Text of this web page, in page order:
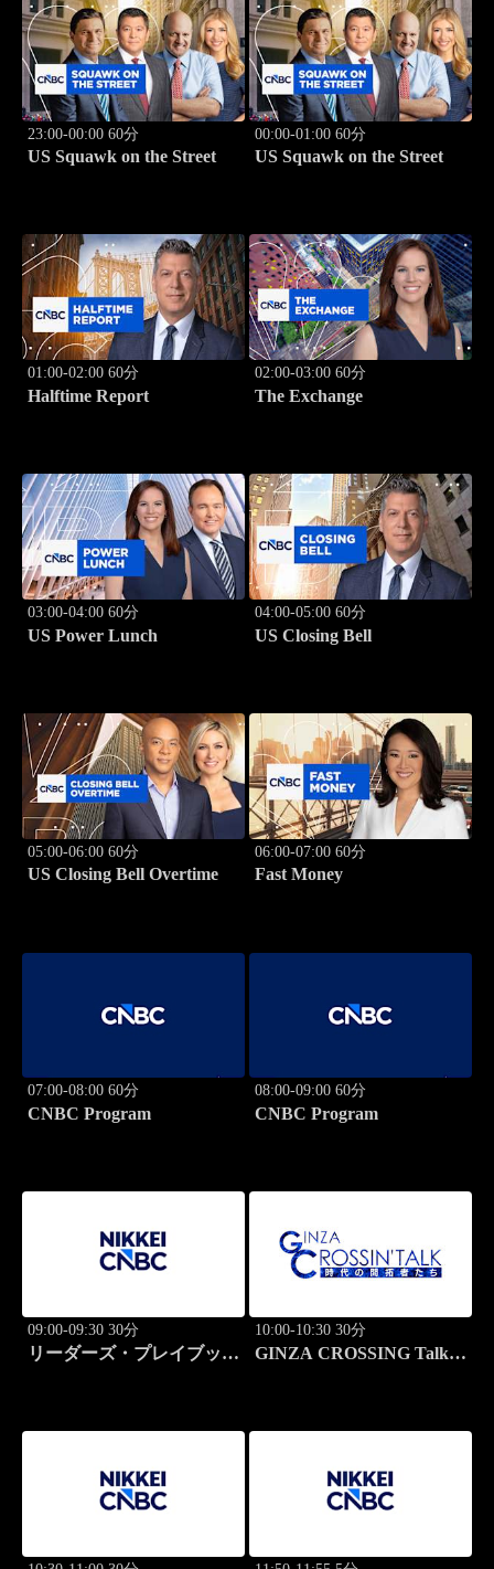
23:00-00:00 60分
US Squawk on the Street
00:00-01:00 60分
US Squawk on the Street
01:00-02:00 60分
Halftime Report
02:00-03:00 60分
The Exchange
03:00-04:00 60分
US Power Lunch
04:00-05:00 60分
US Closing Bell
05:00-06:00 60分
US Closing Bell Overtime
06:00-07:00 60分
Fast Money
07:00-08:00 60分
CNBC Program
08:00-09:00 60分
CNBC Program
09:00-09:30 30分
リーダーズ・プレイブック
10:00-10:30 30分
GINZA CROSSING Talk